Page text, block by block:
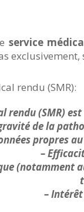
service
rendu (SMR):
rendu (SMR)
de la
propres
–
(notamment
–